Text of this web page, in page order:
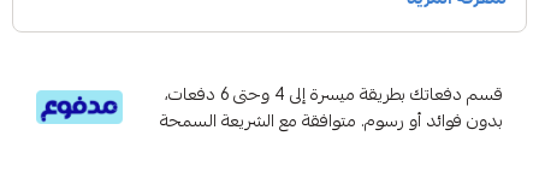
قسم دفعاتك بطريقة ميسرة إلى 4 وحتى 6 دفعات،
بدون فوائد أو رسوم. متوافقة مع الشريعة السمحة